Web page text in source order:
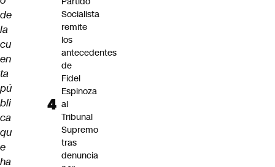
de
la
cu
en
ta
pú
bli
ca
qu
e
ha
Socialista
remite
los
antecedentes
de
Fidel
Espinoza
al
Tribunal
Supremo
tras
denuncia